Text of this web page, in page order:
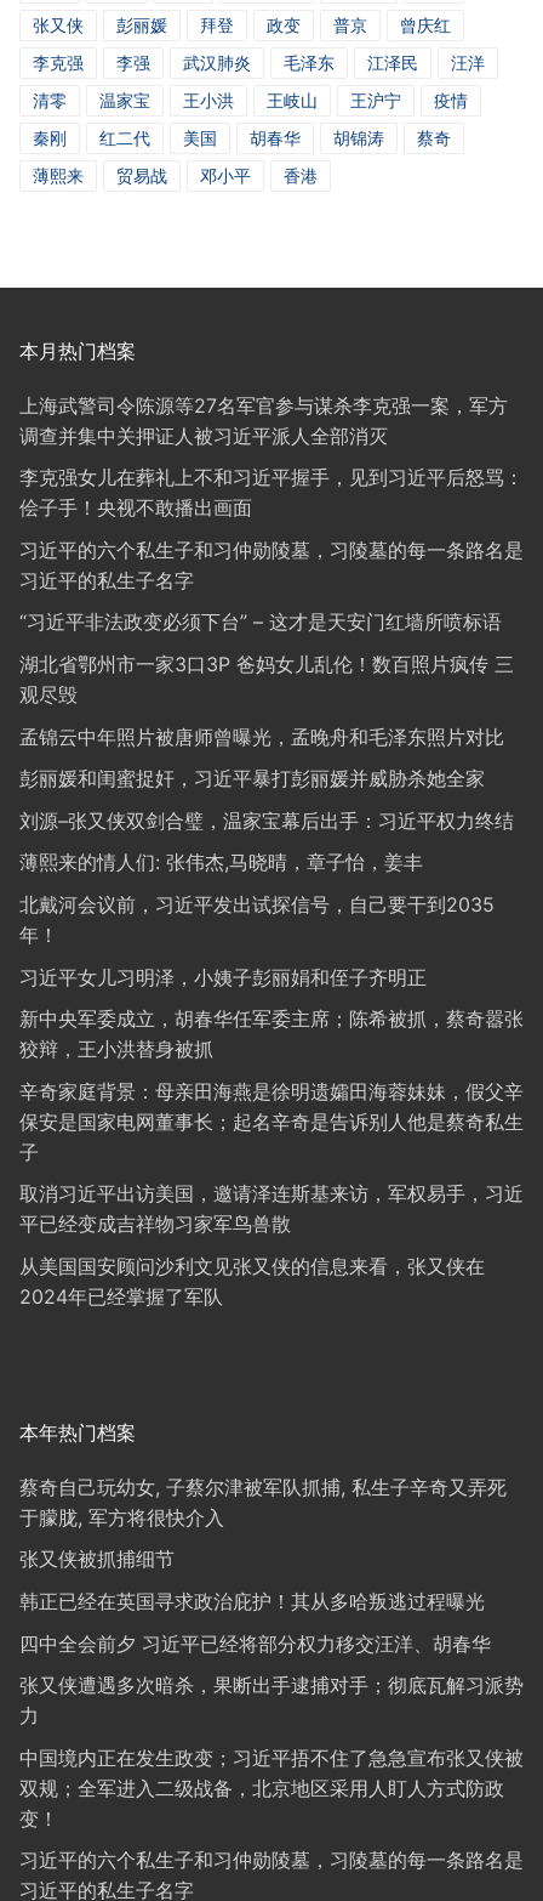
张又侠 彭丽媛 拜登 政变 普京
曾庆红
李克强
李强 武汉肺炎 毛泽东 江泽民
汪洋
清零
温家宝 王小洪 王岐山 王沪宁
疫情
秦刚
红二代 美国 胡春华 胡锦涛
蔡奇
薄熙来
贸易战 邓小平 香港
本月热门档案
上海武警司令陈源等27名军官参与谋杀李克强一案，军方
调查并集中关押证人被习近平派人全部消灭
李克强女儿在葬礼上不和习近平握手，见到习近平后怒骂：
侩子手！央视不敢播出画面
习近平的六个私生子和习仲勋陵墓，习陵墓的每一条路名是
习近平的私生子名字
“习近平非法政变必须下台” – 这才是天安门红墙所喷标语
湖北省鄂州市一家3口3P 爸妈女儿乱伦！数百照片疯传 三
观尽毁
孟锦云中年照片被唐师曾曝光，孟晚舟和毛泽东照片对比
彭丽媛和闺蜜捉奸，习近平暴打彭丽媛并威胁杀她全家
刘源–张又侠双剑合璧，温家宝幕后出手：习近平权力终结
薄熙来的情人们: 张伟杰,马晓晴，章子怡，姜丰
北戴河会议前，习近平发出试探信号，自己要干到2035
年！
习近平女儿习明泽，小姨子彭丽娟和侄子齐明正
新中央军委成立，胡春华任军委主席；陈希被抓，蔡奇嚣张
狡辩，王小洪替身被抓
辛奇家庭背景：母亲田海燕是徐明遗孀田海蓉妹妹，假父辛
保安是国家电网董事长；起名辛奇是告诉别人他是蔡奇私生
子
取消习近平出访美国，邀请泽连斯基来访，军权易手，习近
平已经变成吉祥物习家军鸟兽散
从美国国安顾问沙利文见张又侠的信息来看，张又侠在
2024年已经掌握了军队
本年热门档案
蔡奇自己玩幼女, 子蔡尔津被军队抓捕, 私生子辛奇又弄死
于朦胧, 军方将很快介入
张又侠被抓捕细节
韩正已经在英国寻求政治庇护！其从多哈叛逃过程曝光
四中全会前夕 习近平已经将部分权力移交汪洋、胡春华
张又侠遭遇多次暗杀，果断出手逮捕对手；彻底瓦解习派势
力
中国境内正在发生政变；习近平捂不住了急急宣布张又侠被
双规；全军进入二级战备，北京地区采用人盯人方式防政
变！
习近平的六个私生子和习仲勋陵墓，习陵墓的每一条路名是
习近平的私生子名字